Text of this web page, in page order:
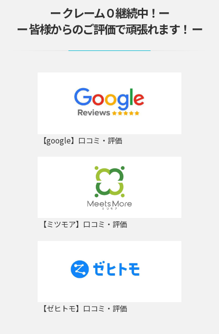
ー クレーム０継続中！ー
ー 皆様からのご評価で頑張れます！ ー
【google】口コミ・評価
【ミツモア】口コミ・評価
【ゼヒトモ】口コミ・評価